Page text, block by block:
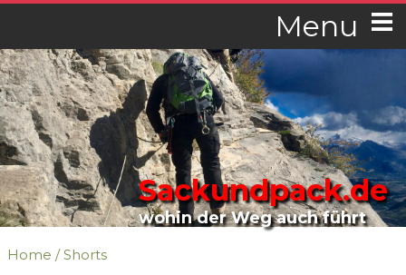
Menu
Sackundpack.de
wohin der Weg auch führt
Home /Shorts